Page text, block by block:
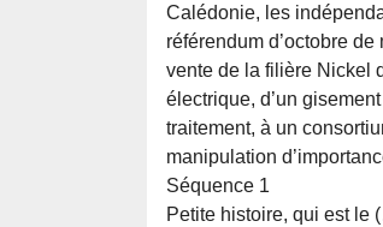
Calédonie, les
référendum d’octobre
vente de la filière Nickel
électrique, d’un
traitement, à un
manipulation
Séquence 1
Petite histoire, qui est le